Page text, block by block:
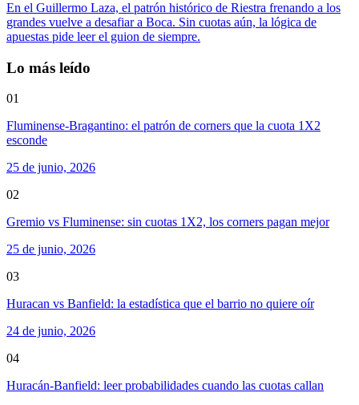
En el Guillermo Laza, el patrón histórico de Riestra frenando a los
grandes vuelve a desafiar a Boca. Sin cuotas aún, la lógica de
apuestas pide leer el guion de siempre.
Lo más leído
01
Fluminense-Bragantino: el patrón de corners que la cuota 1X2
esconde
25 de junio, 2026
02
Gremio vs Fluminense: sin cuotas 1X2, los corners pagan mejor
25 de junio, 2026
03
Huracan vs Banfield: la estadística que el barrio no quiere oír
24 de junio, 2026
04
Huracán-Banfield: leer probabilidades cuando las cuotas callan